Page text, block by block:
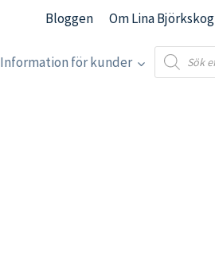
Bloggen Om Lina Björkskog
Information för kunder
Products
search